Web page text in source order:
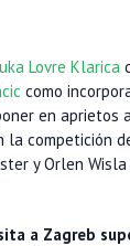
Lovre Klarica
como
en aprietos
la competición
y Orlen
a Zagreb